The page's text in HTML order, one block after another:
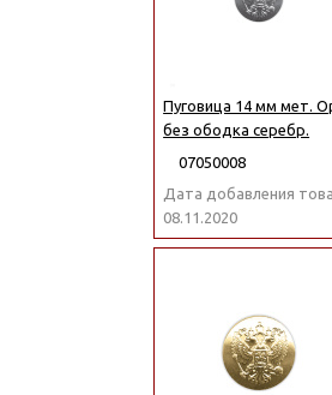
Пуговица 14 мм мет.
без ободка серебр.
07050008
Дата добавления
08.11.2020